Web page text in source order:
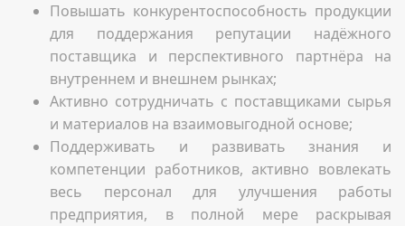
Повышать конкурентоспособность продукции
для поддержания репутации надёжного
поставщика и перспективного партнёра на
внутреннем и внешнем рынках;
Активно сотрудничать с поставщиками сырья
и материалов на взаимовыгодной основе;
Поддерживать и развивать знания и
компетенции работников, активно вовлекать
весь персонал для улучшения работы
предприятия, в полной мере раскрывая